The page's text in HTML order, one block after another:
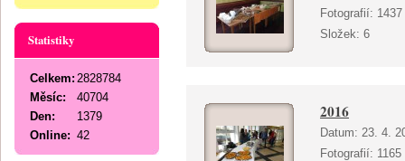
Fotografií: 1437
Složek: 6
2016
Datum: 23. 4.
Fotografií: 1165
Statistiky
Online: 42
Celkem: 2828784
Měsíc:
40704
Den:
1379